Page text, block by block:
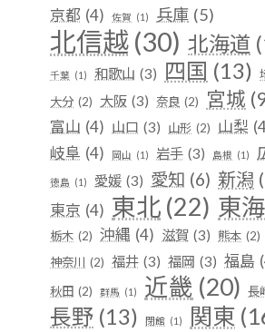
京都 (4) 佐賀 (1) 兵庫 (5)
北信越 (30) 北海道
千葉 (1) 和歌山 (3) 四国 (13)
大分 (2) 大阪 (3) 奈良 (2) 宮城
富山 (4) 山口 (3) 山形 (2) 山梨
岐阜 (4) 岡山 (1) 岩手 (3) 島根 (1)
徳島 (1) 愛媛 (3) 愛知 (6) 新潟
東京 (4) 東北 (22) 東海
栃木 (2) 沖縄 (4) 滋賀 (3) 熊本 (2)
神奈川 (2) 福井 (3) 福岡 (3) 福島
秋田 (2) 群馬 (1) 近畿 (20) 長
長野 (13) 閉館 (1) 関東